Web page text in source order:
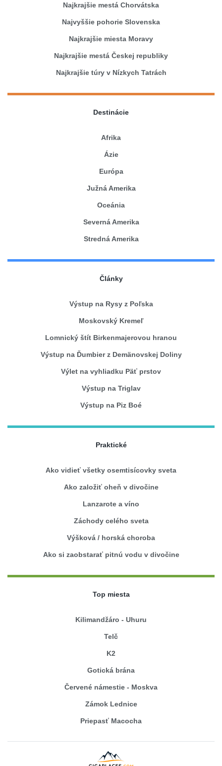
Najkrajšie mestá Chorvátska
Najvyššie pohorie Slovenska
Najkrajšie miesta Moravy
Najkrajšie mestá Českej republiky
Najkrajšie túry v Nízkych Tatrách
Destinácie
Afrika
Ázie
Európa
Južná Amerika
Oceánia
Severná Amerika
Stredná Amerika
Články
Výstup na Rysy z Poľska
Moskovský Kremeľ
Lomnický štít Birkenmajerovou hranou
Výstup na Ďumbier z Demänovskej Doliny
Výlet na vyhliadku Päť prstov
Výstup na Triglav
Výstup na Piz Boé
Praktické
Ako vidieť všetky osemtisícovky sveta
Ako založiť oheň v divočine
Lanzarote a víno
Záchody celého sveta
Výšková / horská choroba
Ako si zaobstarať pitnú vodu v divočine
Top miesta
Kilimandžáro - Uhuru
Telč
K2
Gotická brána
Červené námestie - Moskva
Zámok Lednice
Priepasť Macocha